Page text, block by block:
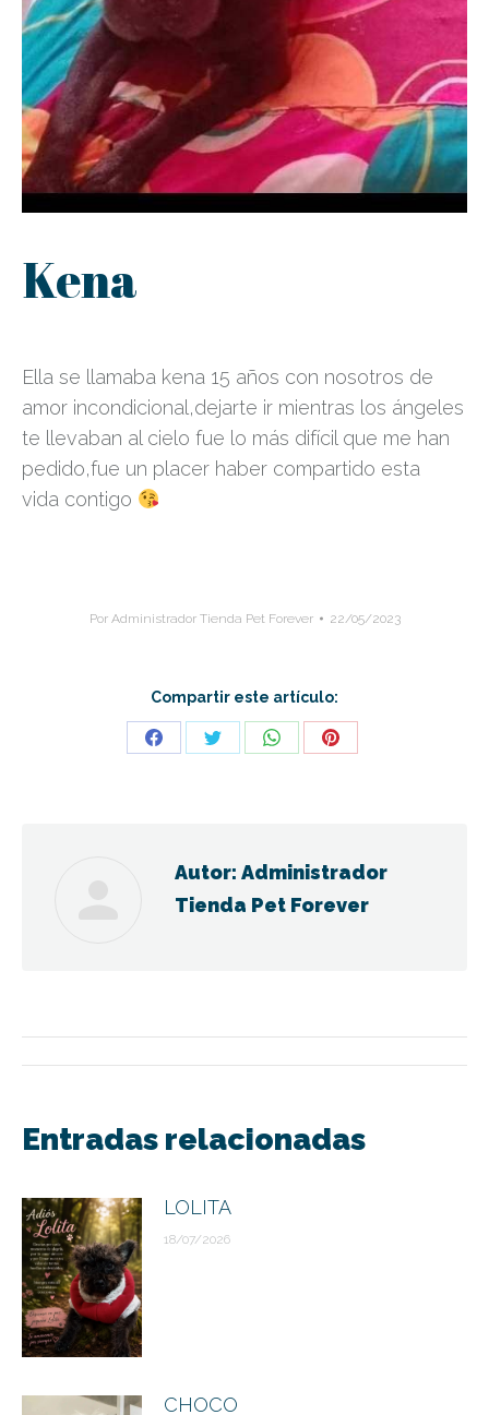
Kena
Ella se llamaba kena 15 años con nosotros de
amor incondicional,dejarte ir mientras los ángeles
te llevaban al cielo fue lo más difícil que me han
pedido,fue un placer haber compartido esta
vida contigo
Por Administrador Tienda Pet Forever 22/05/2023
Compartir este artículo:
Share
Share
Share
Share
Autor: Administrador
Tienda Pet Forever
Navegación
entre
Entradas relacionadas
LOLITA
18/07/2026
CHOCO